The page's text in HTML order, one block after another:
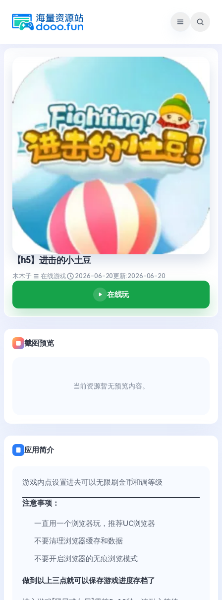
【h5】进击的小土豆
木木子 在线游戏 2026-06-20更新:2026-06-20
在线玩
截图预览
当前资源暂无预览内容。
应用简介
游戏内点设置进去可以无限刷金币和调等级
注意事项：
一直用一个浏览器玩，推荐UC浏览器
不要清理浏览器缓存和数据
不要开启浏览器的无痕浏览模式
做到以上三点就可以保存游戏进度存档了